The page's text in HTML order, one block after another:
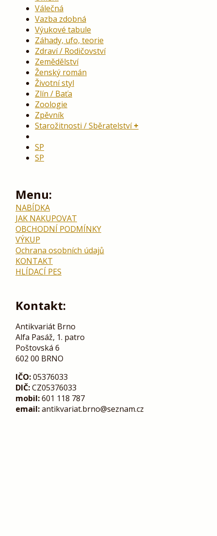
Válečná
Vazba zdobná
Výukové tabule
Záhady, ufo, teorie
Zdraví / Rodičovství
Zemědělství
Ženský román
Životní styl
Zlín / Baťa
Zoologie
Zpěvník
Starožitnosti / Sběratelství
SP
SP
Menu:
NABÍDKA
JAK NAKUPOVAT
OBCHODNÍ PODMÍNKY
VÝKUP
Ochrana osobních údajů
KONTAKT
HLÍDACÍ PES
Kontakt:
Antikvariát Brno
Alfa Pasáž, 1. patro
Poštovská 6
602 00 BRNO
IČO:05376033
DIČ:CZ05376033
mobil:601 118 787
email:antikvariat.brno@seznam.cz